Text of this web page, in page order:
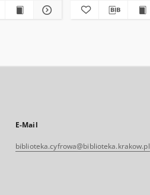
E-Mail
biblioteka.cyfrowa@biblioteka.krakow.pl